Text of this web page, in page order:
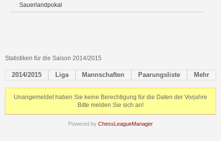
Sauerlandpokal
Statistiken für die Saison 2014/2015
2014/2015 Liga Mannschaften Paarungsliste Mehr
Unangemeldet haben Sie keine Berechtigung für die Daten der Vorjahre
Bitte melden Sie sich an!
Powered by ChessLeagueManager